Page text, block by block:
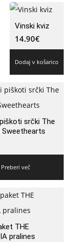
Vinski kviz
14.90€
Dodaj v košarico
srčki The
Sweethearts
Preberi več
THE
pralines